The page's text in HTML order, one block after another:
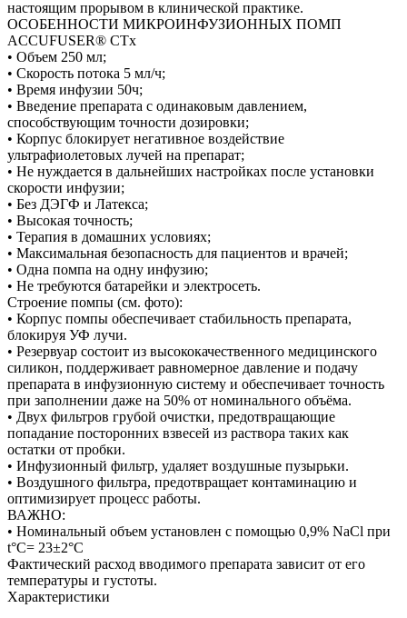
настоящим прорывом в клинической практике.
ОСОБЕННОСТИ МИКРОИНФУЗИОННЫХ ПОМП
ACCUFUSER® CTx
• Объем 250 мл;
• Скорость потока 5 мл/ч;
• Время инфузии 50ч;
• Введение препарата с одинаковым давлением,
способствующим точности дозировки;
• Корпус блокирует негативное воздействие
ультрафиолетовых лучей на препарат;
• Не нуждается в дальнейших настройках после установки
скорости инфузии;
• Без ДЭГФ и Латекса;
• Высокая точность;
• Терапия в домашних условиях;
• Максимальная безопасность для пациентов и врачей;
• Одна помпа на одну инфузию;
• Не требуются батарейки и электросеть.
Строение помпы (см. фото):
• Корпус помпы обеспечивает стабильность препарата,
блокируя УФ лучи.
• Резервуар состоит из высококачественного медицинского
силикон, поддерживает равномерное давление и подачу
препарата в инфузионную систему и обеспечивает точность
при заполнении даже на 50% от номинального объёма.
• Двух фильтров грубой очистки, предотвращающие
попадание посторонних взвесей из раствора таких как
остатки от пробки.
• Инфузионный фильтр, удаляет воздушные пузырьки.
• Воздушного фильтра, предотвращает контаминацию и
оптимизирует процесс работы.
ВАЖНО:
• Номинальный объем установлен с помощью 0,9% NaCl при
t°C= 23±2°С
Фактический расход вводимого препарата зависит от его
температуры и густоты.
Характеристики